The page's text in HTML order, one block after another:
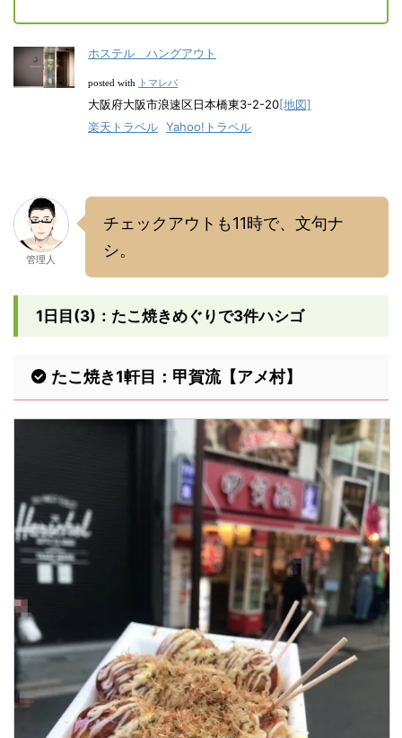
ホステル ハングアウト
posted with トマレバ
大阪府大阪市浪速区日本橋東3-2-20[地図]
楽天トラベル Yahoo!トラベル
管理人
チェックアウトも11時で、文句ナ
シ。
1日目(3)：たこ焼きめぐりで3件ハシゴ
たこ焼き1軒目：甲賀流【アメ村】